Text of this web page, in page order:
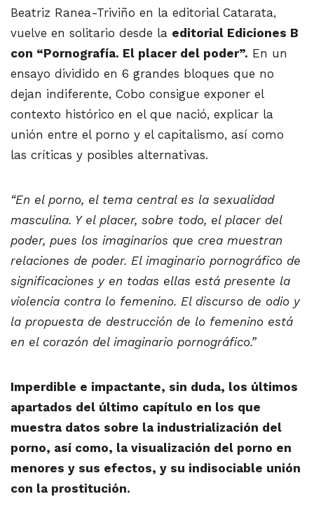
Beatriz Ranea-Triviño en la editorial Catarata,
vuelve en solitario desde la editorial Ediciones B
con “Pornografía. El placer del poder”. En un
ensayo dividido en 6 grandes bloques que no
dejan indiferente, Cobo consigue exponer el
contexto histórico en el que nació, explicar la
unión entre el porno y el capitalismo, así como
las críticas y posibles alternativas.
“En el porno, el tema central es la sexualidad
masculina. Y el placer, sobre todo, el placer del
poder, pues los imaginarios que crea muestran
relaciones de poder. El imaginario pornográfico de
significaciones y en todas ellas está presente la
violencia contra lo femenino. El discurso de odio y
la propuesta de destrucción de lo femenino está
en el corazón del imaginario pornográfico.”
Imperdible e impactante, sin duda, los últimos
apartados del último capítulo en los que
muestra datos sobre la industrialización del
porno, así como, la visualización del porno en
menores y sus efectos, y su indisociable unión
con la prostitución.